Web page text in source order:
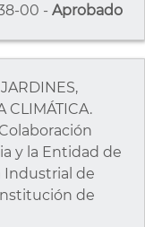
00 - Aprobado
CLIMÁTICA.
y la Entidad de
Industrial de
de